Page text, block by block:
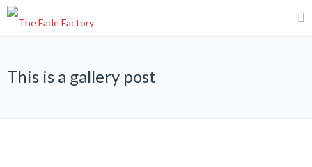
This is a gallery post